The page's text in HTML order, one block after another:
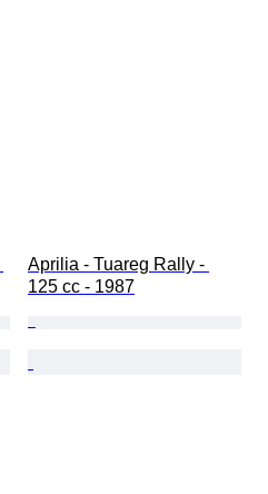
Aprilia - Tuareg Rally -
125 cc - 1987